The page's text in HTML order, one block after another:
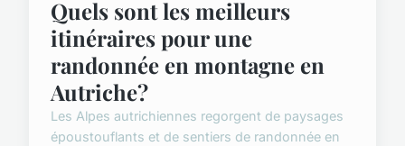
Quels sont les meilleurs
itinéraires pour une
randonnée en montagne en
Autriche?
Les Alpes autrichiennes regorgent de paysages
époustouflants et de sentiers de randonnée en